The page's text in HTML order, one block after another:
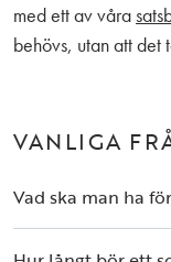
med ett av våra
behövs, utan att det
VANLIGA
Vad ska man ha